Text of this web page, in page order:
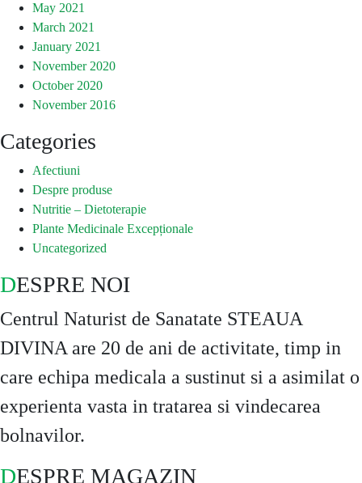
May 2021
March 2021
January 2021
November 2020
October 2020
November 2016
Categories
Afectiuni
Despre produse
Nutritie – Dietoterapie
Plante Medicinale Excepționale
Uncategorized
DESPRE NOI
Centrul Naturist de Sanatate STEAUA
DIVINA are 20 de ani de activitate, timp in
care echipa medicala a sustinut si a asimilat o
experienta vasta in tratarea si vindecarea
bolnavilor.
DESPRE MAGAZIN